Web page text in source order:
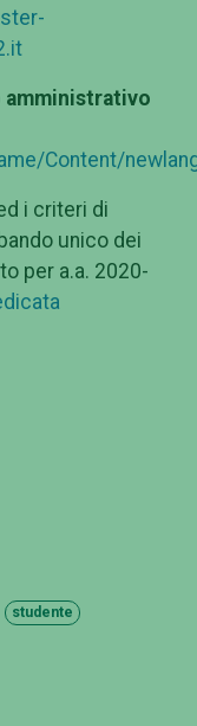
Content/
i criteri di
unico dei
per a.a. 2020-
studente